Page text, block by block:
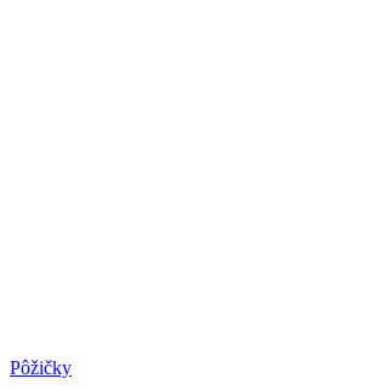
Pôžičky